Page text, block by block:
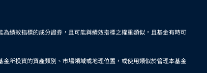
績效指標的成分證券，且可能與績效指標之權重類似，且基金有時可
所投資的資產類別、市場領域或地理位置，或使用類似於管理本基金